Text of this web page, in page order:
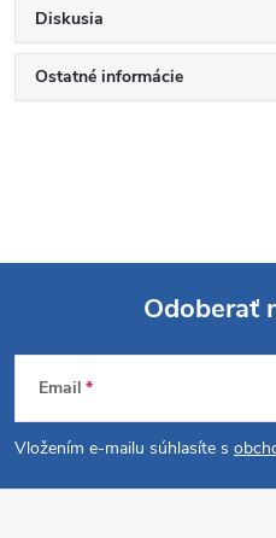
Diskusia
Ostatné informácie
Z
á
p
Odoberať
Email
Vložením e-mailu súhlasíte s